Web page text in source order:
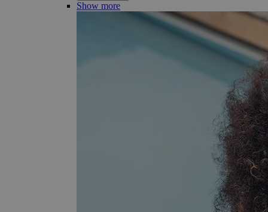
Show more